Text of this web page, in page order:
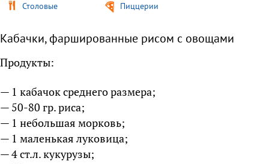
Столовые Пиццерии
Кабачки, фаршированные рисом с овощами
Продукты:
— 1 кабачок среднего размера;
— 50-80 гр. риса;
— 1 небольшая морковь;
— 1 маленькая луковица;
— 4 ст.л. кукурузы;